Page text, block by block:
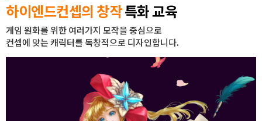
자격증과정
커뮤니티
하이엔드컨셉의 창작특화 교육
게임 원화를 위한 여러가지 모작을 중심으로
컨셉에 맞는 캐릭터를 독창적으로 디자인합니다.